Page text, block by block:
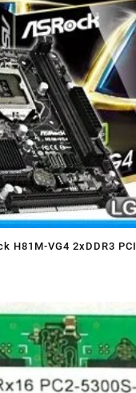
H81M-VG4 2xDDR3